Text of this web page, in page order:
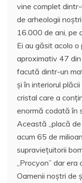
vine complet
de arheologii
16.000 de ani, pe
Ei au găsit acolo
aproximativ 47
facută dintr-un
și în interiorul
cristal care a
enormă codată în
Această „placă
acum 65 de
supraviețuitorii
„Procyon” dar
Oamenii noștri de